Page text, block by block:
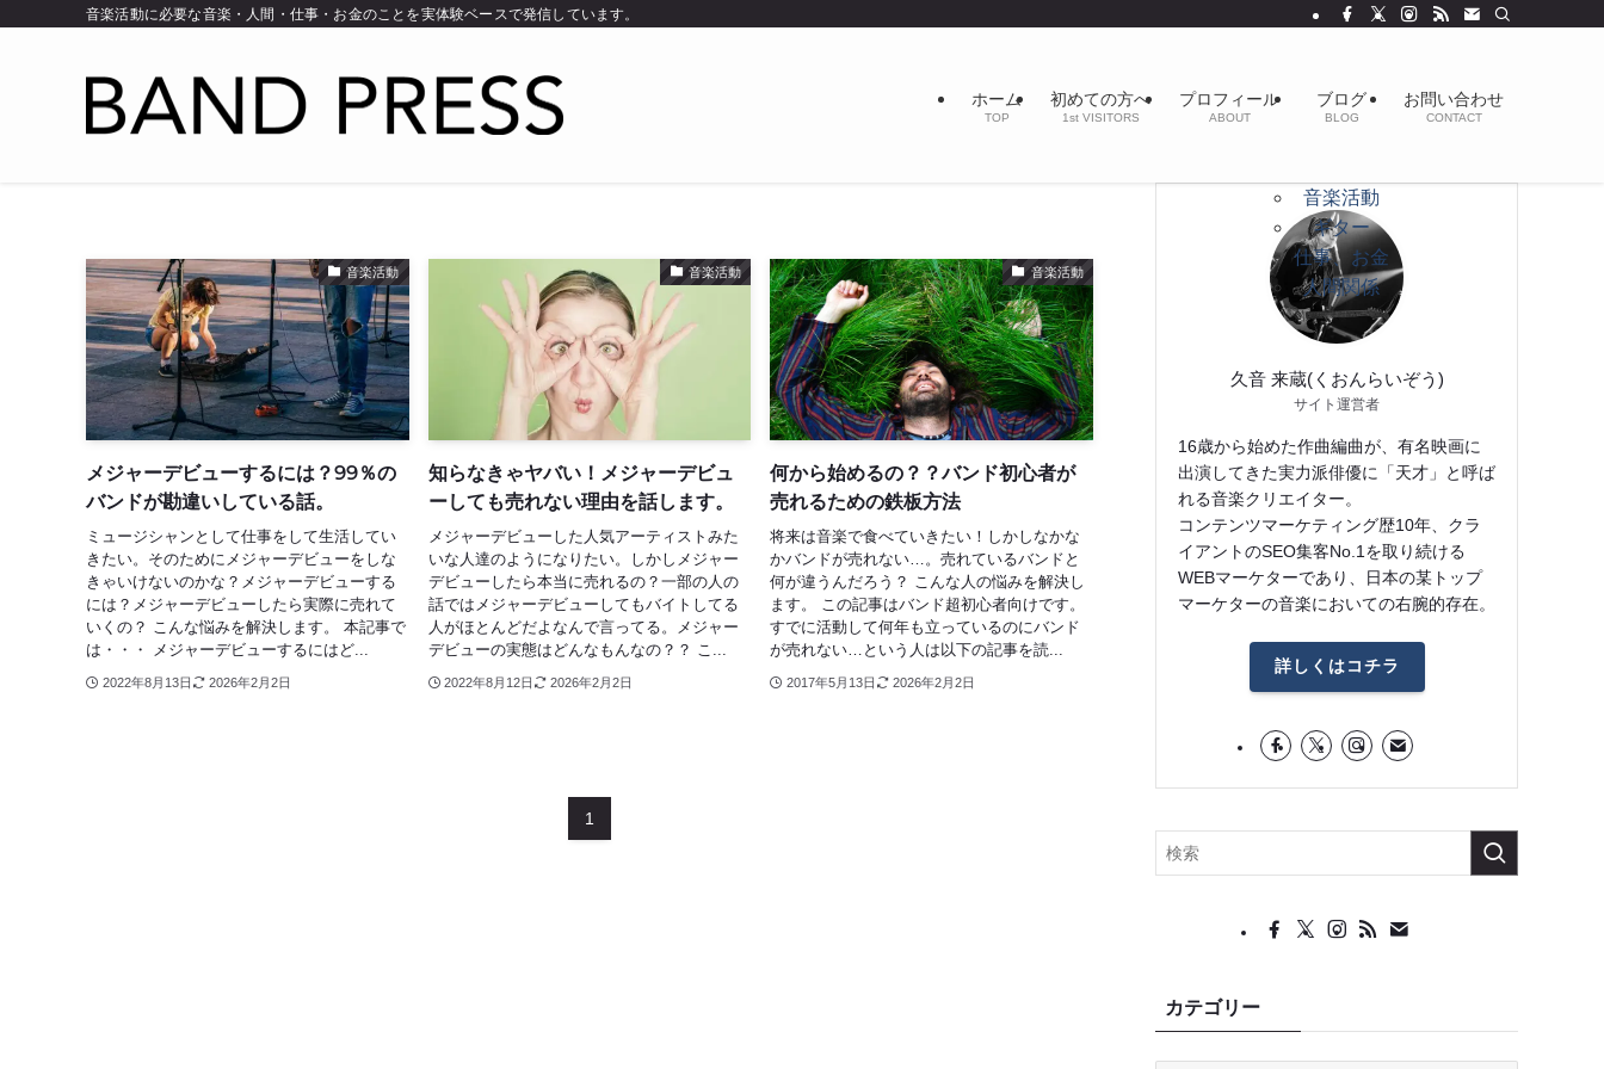
音楽活動に必要な音楽・人間・仕事・お金のことを実体験ベースで発信しています。
ホーム
TOP
初めての方へ
1st VISITORS
プロフィール
ABOUT
ブログ
BLOG
音楽活動
ギター
仕事、お金
人間関係
お問い合わせ
CONTACT
音楽活動
メジャーデビューするには？99％の
バンドが勘違いしている話。
ミュージシャンとして仕事をして生活してい
きたい。そのためにメジャーデビューをしな
きゃいけないのかな？メジャーデビューする
には？メジャーデビューしたら実際に売れて
いくの？ こんな悩みを解決します。 本記事で
は・・・ メジャーデビューするにはど...
2022年8月13日 2026年2月2日
音楽活動
知らなきゃヤバい！メジャーデビュ
ーしても売れない理由を話します。
メジャーデビューした人気アーティストみた
いな人達のようになりたい。しかしメジャー
デビューしたら本当に売れるの？一部の人の
話ではメジャーデビューしてもバイトしてる
人がほとんどだよなんで言ってる。メジャー
デビューの実態はどんなもんなの？？ こ...
2022年8月12日 2026年2月2日
音楽活動
何から始めるの？？バンド初心者が
売れるための鉄板方法
将来は音楽で食べていきたい！しかしなかな
かバンドが売れない…。売れているバンドと
何が違うんだろう？ こんな人の悩みを解決し
ます。 この記事はバンド超初心者向けです。
すでに活動して何年も立っているのにバンド
が売れない…という人は以下の記事を読...
2017年5月13日 2026年2月2日
1
久音 来蔵(くおんらいぞう)
サイト運営者
16歳から始めた作曲編曲が、有名映画に
出演してきた実力派俳優に「天才」と呼ば
れる音楽クリエイター。
コンテンツマーケティング歴10年、クラ
イアントのSEO集客No.1を取り続ける
WEBマーケターであり、日本の某トップ
マーケターの音楽においての右腕的存在。
詳しくはコチラ
カテゴリー